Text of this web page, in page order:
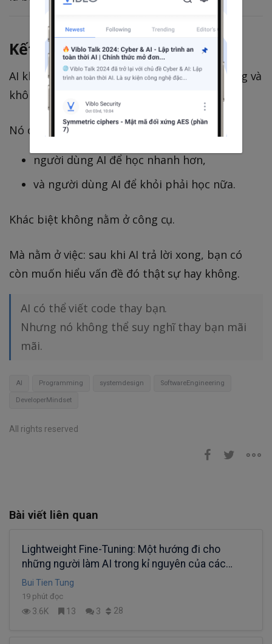
Kết
AI không chia lập trình viên thành người dùng và
không dùng.
Nó chia thành hai kiểu khác nhau:
người dùng AI để học nhanh hơn,
và người dùng AI để khỏi phải học nữa.
Khác biệt không nằm ở công cụ.
Mà nằm ở việc: sau khi AI trả lời xong, bạn có
còn muốn hiểu vấn đề đó thật sự hay không.
AI có thể viết code thay bạn.
Nhưng nó không thể suy nghĩ thay bạn mãi
mãi.
AI Programming systemdesign SoftwareEngineering
DeveloperMindset
All rights reserved
Bài viết liên quan
Lightweight Fine-Tuning: Một hướng đi cho
những người làm AI trong kỉ nguyên của các
Super Large Models (Phần 2)
Bui Tien Tung
19 phút đọc
3.6K 13 3 28